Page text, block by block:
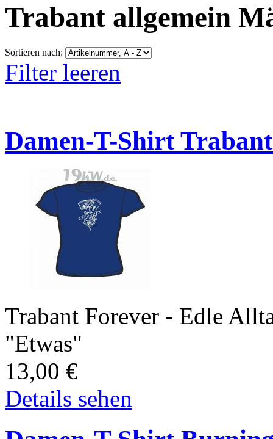
Trabant allgemein
Sortieren nach:
Filter leeren
Damen-T-Shirt
Trabant Forever - Edle
"Etwas"
13,00 €
Details sehen